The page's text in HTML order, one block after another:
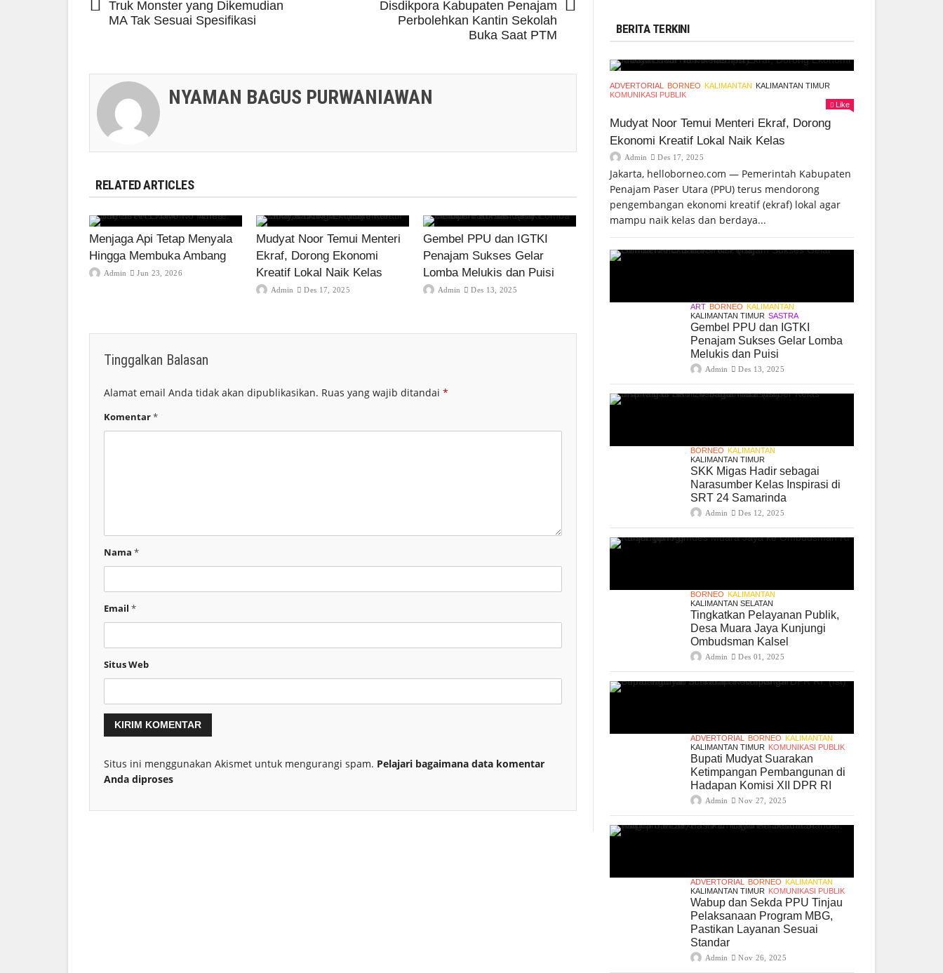
Truk Monster yang Dikemudian
MA Tak Sesuai Spesifikasi
Disdikpora Kabupaten Penajam
Perbolehkan Kantin Sekolah
Buka Saat PTM
NYAMAN BAGUS PURWANIAWAN
RELATED ARTICLES
Menjaga Api Tetap Menyala
Hingga Membuka Ambang
Admin Jun 23, 2026
Mudyat Noor Temui Menteri
Ekraf, Dorong Ekonomi
Kreatif Lokal Naik Kelas
Admin Des 17, 2025
Gembel PPU dan IGTKI
Penajam Sukses Gelar
Lomba Melukis dan Puisi
Admin Des 13, 2025
Tinggalkan Balasan
Alamat email Anda tidak akan dipublikasikan. Ruas yang wajib ditandai *
Komentar*
Nama *
Email *
Situs Web
Situs ini menggunakan Akismet untuk mengurangi spam. Pelajari bagaimana data komentar
Anda diproses
BERITA TERKINI
ADVERTORIAL BORNEO KALIMANTAN KALIMANTAN TIMUR
KOMUNIKASI PUBLIK
Like
Mudyat Noor Temui Menteri Ekraf, Dorong
Ekonomi Kreatif Lokal Naik Kelas
Admin Des 17, 2025
Jakarta, helloborneo.com — Pemerintah Kabupaten
Penajam Paser Utara (PPU) terus mendorong
pengembangan ekonomi kreatif (ekraf) lokal agar
mampu naik kelas dan berdaya...
ART BORNEO KALIMANTAN
KALIMANTAN TIMUR SASTRA
Gembel PPU dan IGTKI
Penajam Sukses Gelar Lomba
Melukis dan Puisi
Admin Des 13, 2025
BORNEO KALIMANTAN
KALIMANTAN TIMUR
SKK Migas Hadir sebagai
Narasumber Kelas Inspirasi di
SRT 24 Samarinda
Admin Des 12, 2025
BORNEO KALIMANTAN
KALIMANTAN SELATAN
Tingkatkan Pelayanan Publik,
Desa Muara Jaya Kunjungi
Ombudsman Kalsel
Admin Des 01, 2025
ADVERTORIAL BORNEO KALIMANTAN
KALIMANTAN TIMUR KOMUNIKASI PUBLIK
Bupati Mudyat Suarakan
Ketimpangan Pembangunan di
Hadapan Komisi XII DPR RI
Admin Nov 27, 2025
ADVERTORIAL BORNEO KALIMANTAN
KALIMANTAN TIMUR KOMUNIKASI PUBLIK
Wabup dan Sekda PPU Tinjau
Pelaksanaan Program MBG,
Pastikan Layanan Sesuai
Standar
Admin Nov 26, 2025